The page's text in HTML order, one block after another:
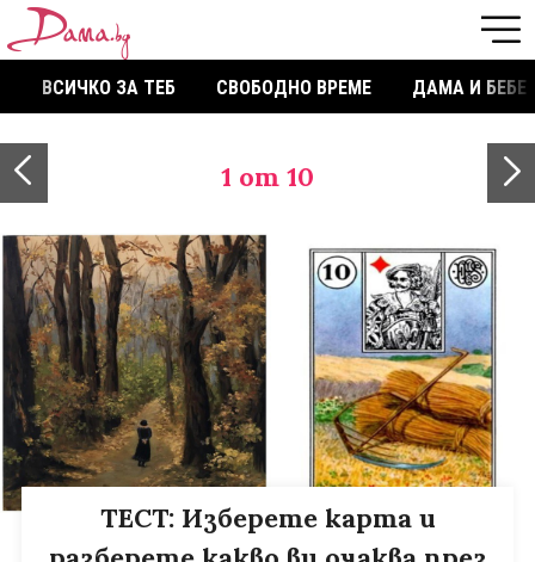
ВСИЧКО ЗА ТЕБ СВОБОДНО ВРЕМЕ ДАМА И БЕБЕ
1 от 10
ТЕСТ: Изберете карта и